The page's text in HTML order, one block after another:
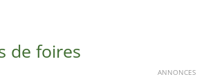
de foires
ANNONCES